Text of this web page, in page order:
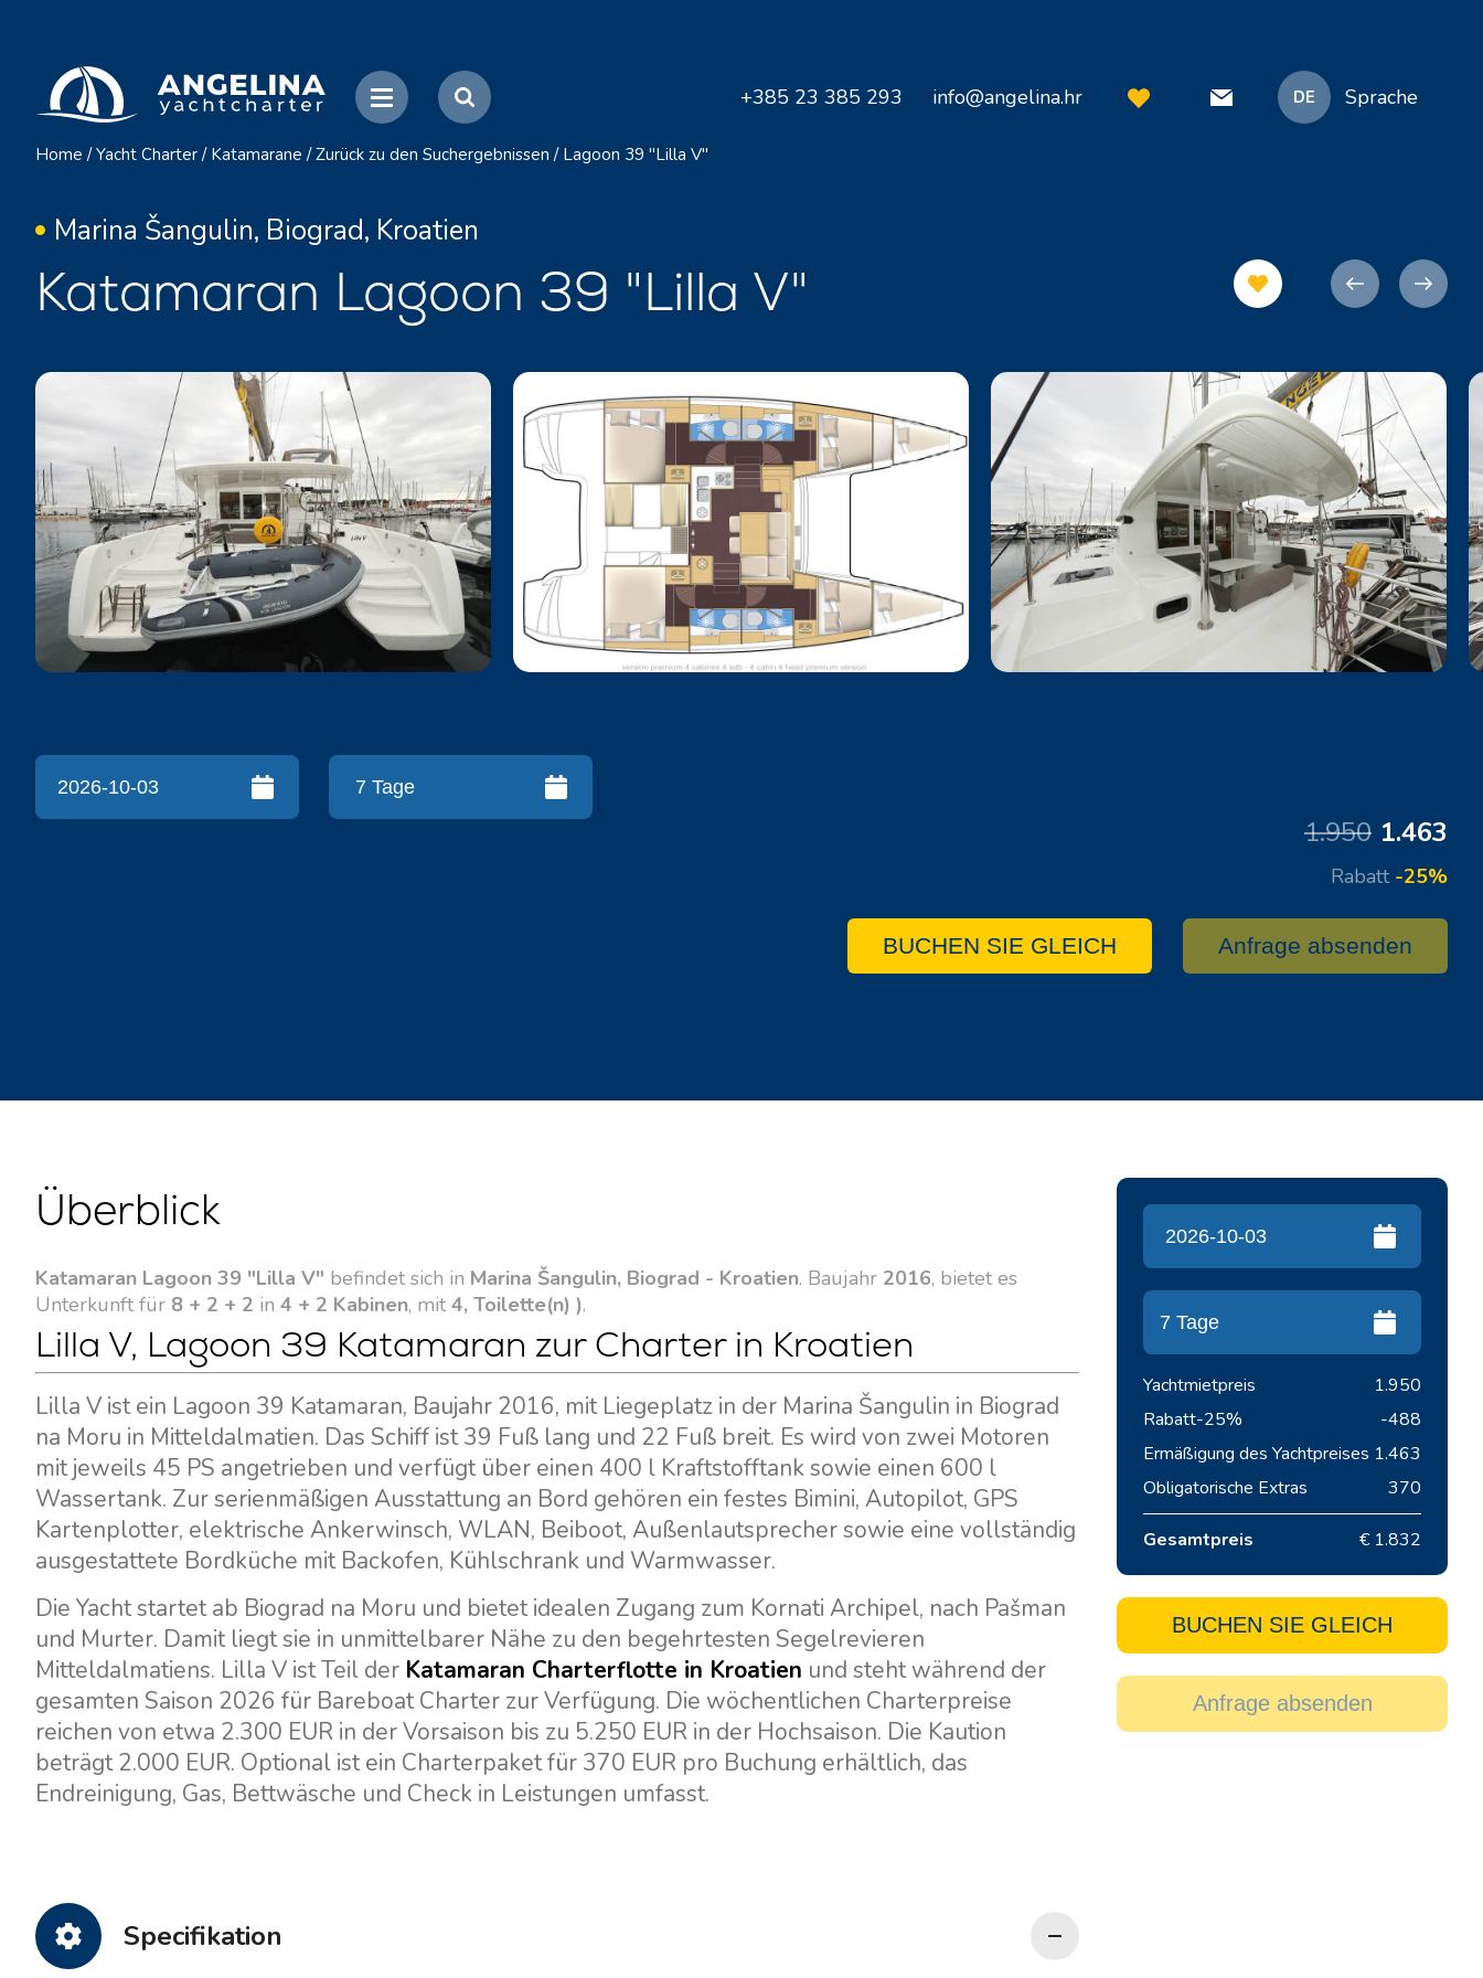
+385 23 385 293 info@angelina.hr DE Sprache
Home / Yacht Charter / Katamarane / Zurück zu den Suchergebnissen / Lagoon 39 "Lilla V"
Marina Šangulin, Biograd, Kroatien
Katamaran Lagoon 39 "Lilla V"
1.950 1.463
Rabatt -25%
BUCHEN SIE GLEICH Anfrage absenden
Überblick
Katamaran Lagoon 39 "Lilla V" befindet sich in Marina Šangulin, Biograd - Kroatien. Baujahr 2016, bietet es
Unterkunft für 8 + 2 + 2 in 4 + 2 Kabinen, mit 4, Toilette(n) ).
Lilla V, Lagoon 39 Katamaran zur Charter in Kroatien
Lilla V ist ein Lagoon 39 Katamaran, Baujahr 2016, mit Liegeplatz in der Marina Šangulin in Biograd
na Moru in Mitteldalmatien. Das Schiff ist 39 Fuß lang und 22 Fuß breit. Es wird von zwei Motoren
mit jeweils 45 PS angetrieben und verfügt über einen 400 l Kraftstofftank sowie einen 600 l
Wassertank. Zur serienmäßigen Ausstattung an Bord gehören ein festes Bimini, Autopilot, GPS
Kartenplotter, elektrische Ankerwinsch, WLAN, Beiboot, Außenlautsprecher sowie eine vollständig
ausgestattete Bordküche mit Backofen, Kühlschrank und Warmwasser.
Die Yacht startet ab Biograd na Moru und bietet idealen Zugang zum Kornati Archipel, nach Pašman
und Murter. Damit liegt sie in unmittelbarer Nähe zu den begehrtesten Segelrevieren
Mitteldalmatiens. Lilla V ist Teil der Katamaran Charterflotte in Kroatien und steht während der
gesamten Saison 2026 für Bareboat Charter zur Verfügung. Die wöchentlichen Charterpreise
reichen von etwa 2.300 EUR in der Vorsaison bis zu 5.250 EUR in der Hochsaison. Die Kaution
beträgt 2.000 EUR. Optional ist ein Charterpaket für 370 EUR pro Buchung erhältlich, das
Endreinigung, Gas, Bettwäsche und Check in Leistungen umfasst.
Specifikation
Yachtmietpreis
1.950
Rabatt-25%
-488
Ermäßigung des Yachtpreises 1.463
Obligatorische Extras
370
Gesamtpreis € 1.832
BUCHEN SIE GLEICH
Anfrage absenden